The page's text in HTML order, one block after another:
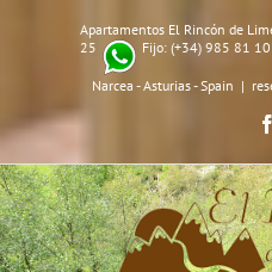
Apartamentos El Rincón de
25
Fijo: (+34) 985 81
Narcea - Asturias - Spain |